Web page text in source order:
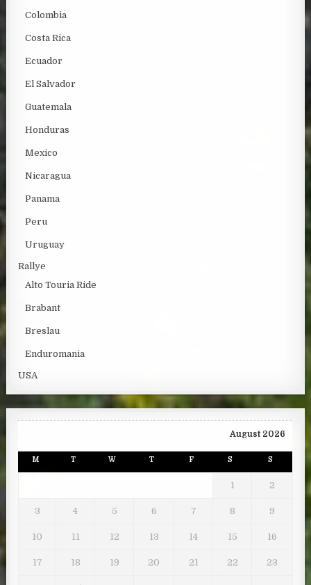
Colombia
Costa Rica
Ecuador
El Salvador
Guatemala
Honduras
Mexico
Nicaragua
Panama
Peru
Uruguay
Rallye
Alto Touria Ride
Brabant
Breslau
Enduromania
USA
August 2026
M T W T F S S
1 2
3 4 5 6 7 8 9
10 11 12 13 14 15 16
17 18 19 20 21 22 23